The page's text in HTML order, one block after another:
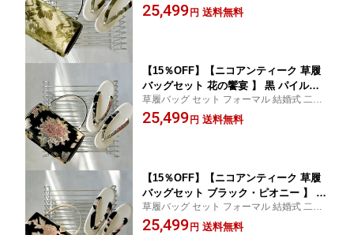
履 和装バッグ 痛くない ヒール フリー
会 結納 パーティー
25,499 円 送料無料
【15％OFF】【ニコアンティーク 草履
バッグセット 花の饗宴 】 黒 パイル織
物 ベルベット 高級生地 草履 和装バッ
グ 痛くない ヒール フリーサイズ（約2
草履バッグ セット フォーマル 結婚式 二次
会 結納 パーティー
25,499 円 送料無料
【15％OFF】【ニコアンティーク 草履
バッグセット ブラック・ピオニー 】 黒
パイル織物 ベルベット 高級生地 草履
和装バッグ 痛くない ヒール フリーサイ
草履バッグ セット フォーマル 結婚式 二次
会 結納 パーティー
25,499 円 送料無料